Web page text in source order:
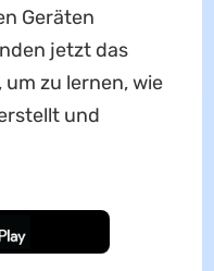
Geräten
jetzt das
um zu lernen, wie
und